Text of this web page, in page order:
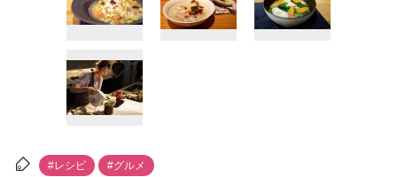
#レシピ #グルメ